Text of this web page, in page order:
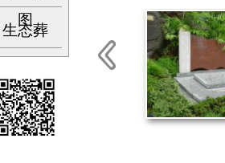
图
生态葬